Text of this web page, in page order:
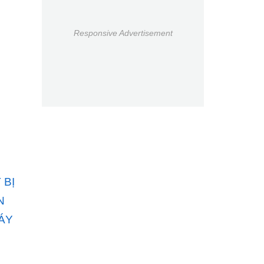
BỊ
Responsive Advertisement